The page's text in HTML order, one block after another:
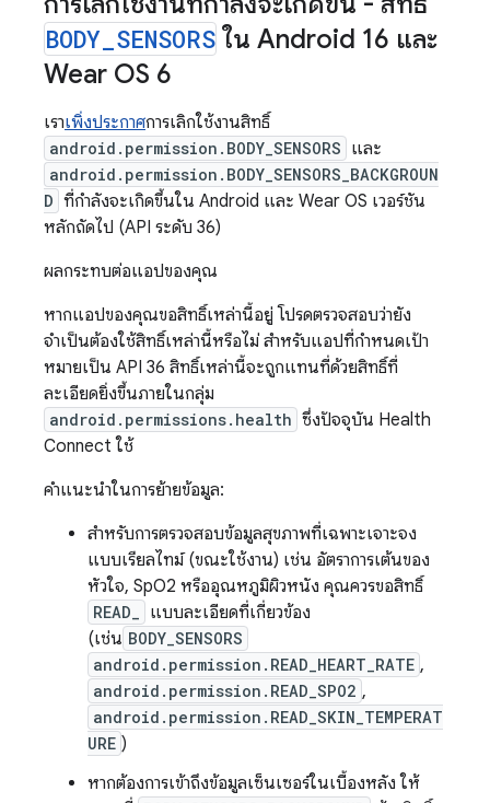
BODY SENSORS ใน Android 16 และ
Wear OS 6
เราเพิ่งประกาศการเลิกใช้งานสิทธิ์
android.permission.BODY_SENSORS และ
android.permission.BODY_SENSORS_BACKGROUN
D ที่กำลังจะเกิดขึ้นใน Android และ Wear OS เวอร์ชัน
หลักถัดไป (API ระดับ 36)
ผลกระทบต่อแอปของคุณ
หากแอปของคุณขอสิทธิ์เหล่านี้อยู่ โปรดตรวจสอบว่ายัง
จำเป็นต้องใช้สิทธิ์เหล่านี้หรือไม่ สำหรับแอปที่กำหนดเป้า
หมายเป็น API 36 สิทธิ์เหล่านี้จะถูกแทนที่ด้วยสิทธิ์ที่
ละเอียดยิ่งขึ้นภายในกลุ่ม
android.permissions.health ซึ่งปัจจุบัน Health
Connect ใช้
คำแนะนำในการย้ายข้อมูล:
สำหรับการตรวจสอบข้อมูลสุขภาพที่เฉพาะเจาะจง
แบบเรียลไทม์ (ขณะใช้งาน) เช่น อัตราการเต้นของ
หัวใจ, SpO2 หรืออุณหภูมิผิวหนัง คุณควรขอสิทธิ์
READ_
แบบละเอียดที่เกี่ยวข้อง
(เช่น BODY_SENSORS
android.permission.READ_HEART_RATE ,
android.permission.READ_SPO2 ,
android.permission.READ_SKIN_TEMPERAT
URE )
หากต้องการเข้าถึงข้อมูลเซ็นเซอร์ในเบื้องหลัง ให้